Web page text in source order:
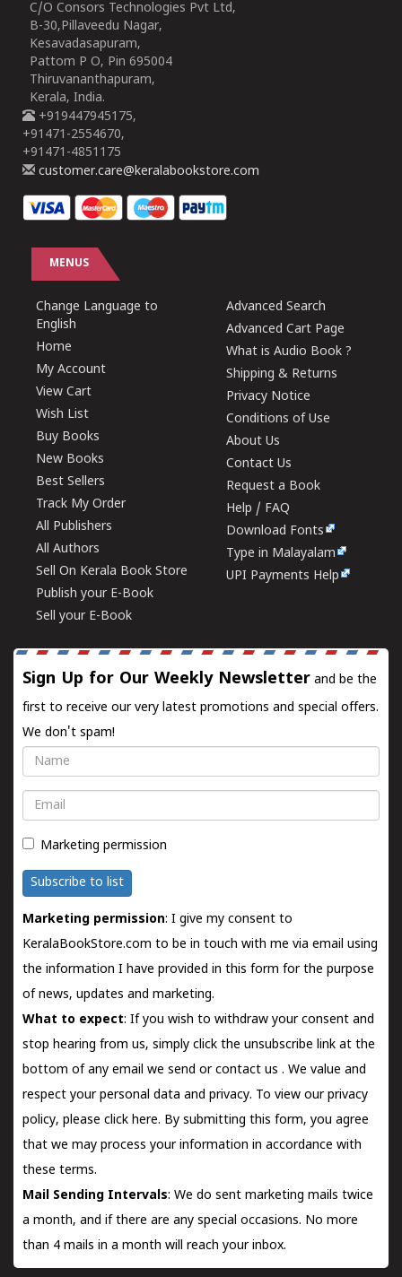
C/O Consors Technologies Pvt Ltd,
B-30,Pillaveedu Nagar,
Kesavadasapuram,
Pattom P O, Pin 695004
Thiruvananthapuram,
Kerala, India.
+919447945175,
+91471-2554670,
+91471-4851175
customer.care@keralabookstore.com
MENUS
Change Language to
English
Home
My Account
View Cart
Wish List
Buy Books
New Books
Best Sellers
Track My Order
All Publishers
All Authors
Sell On Kerala Book Store
Publish your E-Book
Sell your E-Book
Advanced Search
Advanced Cart Page
What is Audio Book ?
Shipping & Returns
Privacy Notice
Conditions of Use
About Us
Contact Us
Request a Book
Help / FAQ
Download Fonts
Type in Malayalam
UPI Payments Help
Sign Up for Our Weekly Newsletter and be the
first to receive our very latest promotions and special offers.
We don't spam!
Name
Email
Marketing permission
Subscribe to list
Marketing permission: I give my consent to
KeralaBookStore.com to be in touch with me via email using
the information I have provided in this form for the purpose
of news, updates and marketing.
What to expect: If you wish to withdraw your consent and
stop hearing from us, simply click the unsubscribe link at the
bottom of any email we send orcontact us . We value and
respect your personal data and privacy. To view our privacy
policy, please click here. By submitting this form, you agree
that we may process your information in accordance with
these terms.
Mail Sending Intervals: We do sent marketing mails twice
a month, and if there are any special occasions. No more
than 4 mails in a month will reach your inbox.